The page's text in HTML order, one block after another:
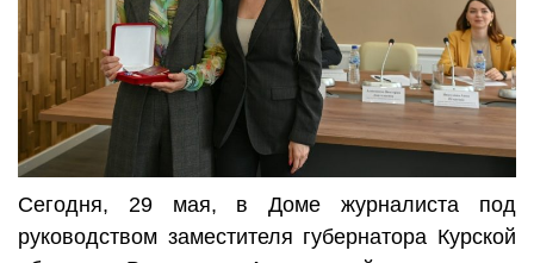
Сегодня, 29 мая, в Доме журналиста под
руководством заместителя губернатора Курской